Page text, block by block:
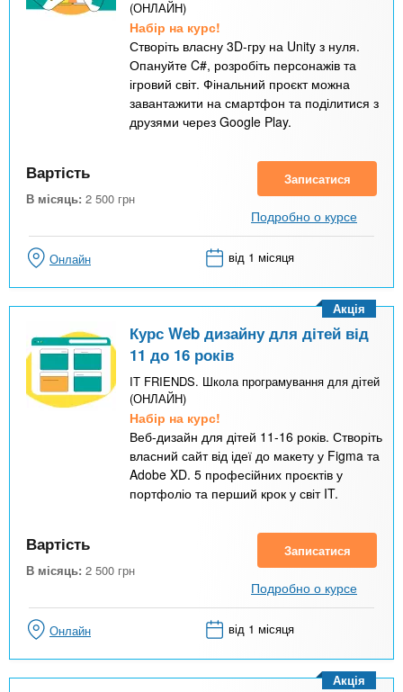
(ОНЛАЙН)
Набір на курс!
Створіть власну 3D-гру на Unity з нуля.
Опануйте C#, розробіть персонажів та
ігровий світ. Фінальний проєкт можна
завантажити на смартфон та поділитися з
друзями через Google Play.
Вартість
В місяць: 2 500 грн
Записатися
Подробно о курсе
Онлайн від 1 місяця
Курс Web дизайну для дітей від
11 до 16 років
IT FRIENDS. Школа програмування для дітей
(ОНЛАЙН)
Набір на курс!
Веб-дизайн для дітей 11-16 років. Створіть
власний сайт від ідеї до макету у Figma та
Adobe XD. 5 професійних проєктів у
портфоліо та перший крок у світ IT.
Акція
Вартість
В місяць: 2 500 грн
Записатися
Подробно о курсе
Онлайн від 1 місяця
Акція